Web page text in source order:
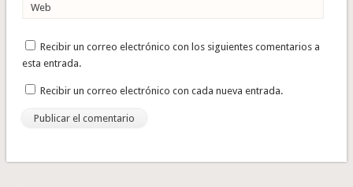
Web
Recibir un correo electrónico con los siguientes comentarios a
esta entrada.
Recibir un correo electrónico con cada nueva entrada.